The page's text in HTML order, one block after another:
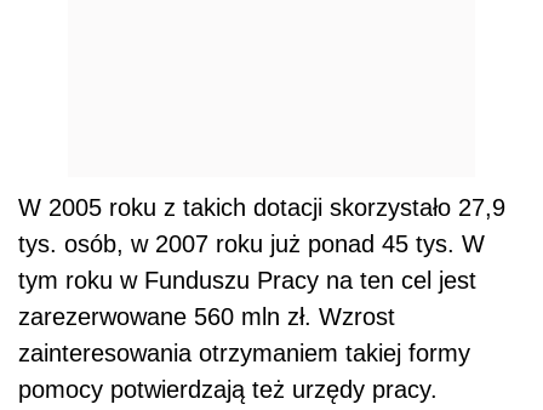
W 2005 roku z takich dotacji skorzystało 27,9
tys. osób, w 2007 roku już ponad 45 tys. W
tym roku w Funduszu Pracy na ten cel jest
zarezerwowane 560 mln zł. Wzrost
zainteresowania otrzymaniem takiej formy
pomocy potwierdzają też urzędy pracy.